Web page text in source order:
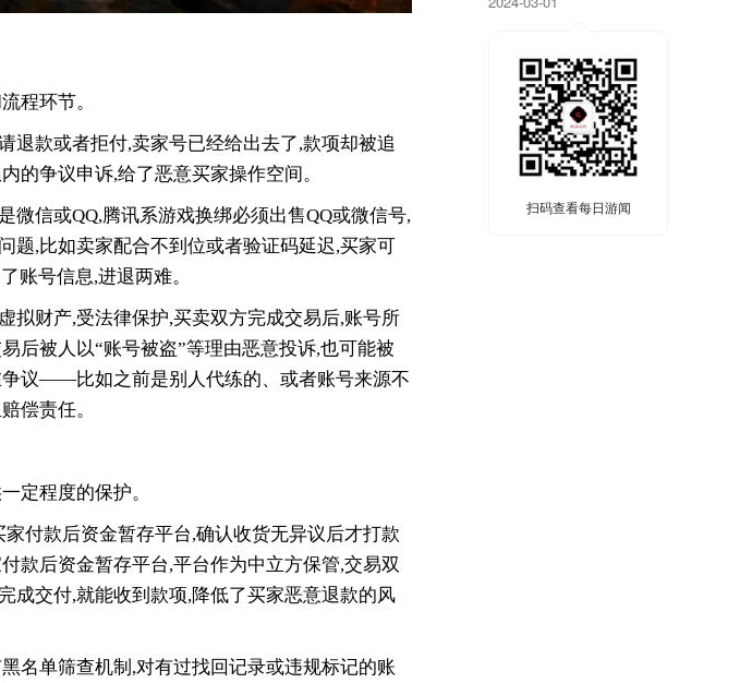
程环节。
退款或者拒付,卖家号已经给出去了,款项却被追
的争议申诉,给了恶意买家操作空间。
信或QQ,腾讯系游戏换绑必须出售QQ或微信号,
题,比如卖家配合不到位或者验证码延迟,买家可
账号信息,进退两难。
拟财产,受法律保护,买卖双方完成交易后,账号所
后被人以“账号被盗”等理由恶意投诉,也可能被
议——比如之前是别人代练的、或者账号来源不
偿责任。
定程度的保护。
付款后资金暂存平台,确认收货无异议后才打款
款后资金暂存平台,平台作为中立方保管,交易双
成交付,就能收到款项,降低了买家恶意退款的风
名单筛查机制,对有过找回记录或违规标记的账
扫码查看每日游闻